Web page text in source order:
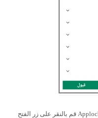
عقب الانتهاء من تنزيل تطبيق القفل Applock قم بالنقر على زر الفتح